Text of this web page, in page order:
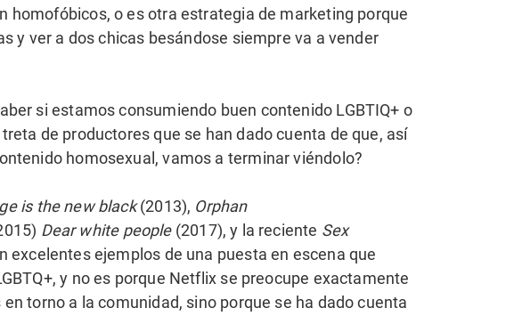
homofóbicos, o es otra estrategia de marketing porque
y ver a dos chicas besándose siempre va a vender
si estamos consumiendo buen contenido LGBTIQ+ o
de productores que se han dado cuenta de que, así
homosexual, vamos a terminar viéndolo?
is the new black(2013), Orphan
Dear white people (2017), y la reciente Sex
excelentes ejemplos de una puesta en escena que
y no es porque Netflix se preocupe exactamente
torno a la comunidad, sino porque se ha dado cuenta